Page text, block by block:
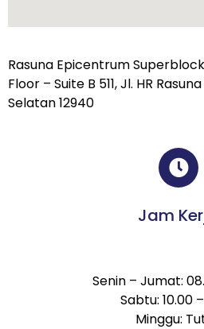
Rasuna Epicentrum
Floor – Suite B 511, Jl. HR
Selatan 12940
Jam
Senin – Jumat:
Sabtu: 10.00
Minggu: